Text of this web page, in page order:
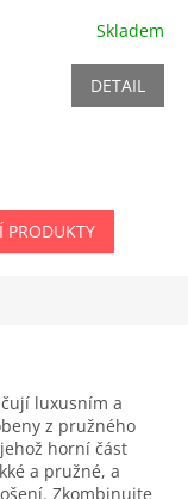
Skladem
DETAIL
PRODUKTY
luxusním a
z pružného
horní část
a pružné, a
Zkombinujte